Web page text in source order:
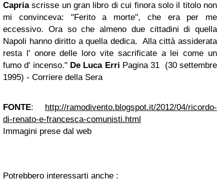
Capriascrisse un gran libro di cui finora solo il titolo non
mi convinceva: "Ferito a morte", che era per me
eccessivo. Ora so che almeno due cittadini di quella
Napoli hanno diritto a quella dedica. Alla città assiderata
resta l' onore delle loro vite sacrificate a lei come un
fumo d' incenso." De Luca Erri Pagina 31
(30 settembre
1995) - Corriere della Sera
FONTE: http://ramodivento.blogspot.it/2012/04/ricordo-
di-renato-e-francesca-comunisti.html
Immagini prese dal web
Potrebbero interessarti anche :